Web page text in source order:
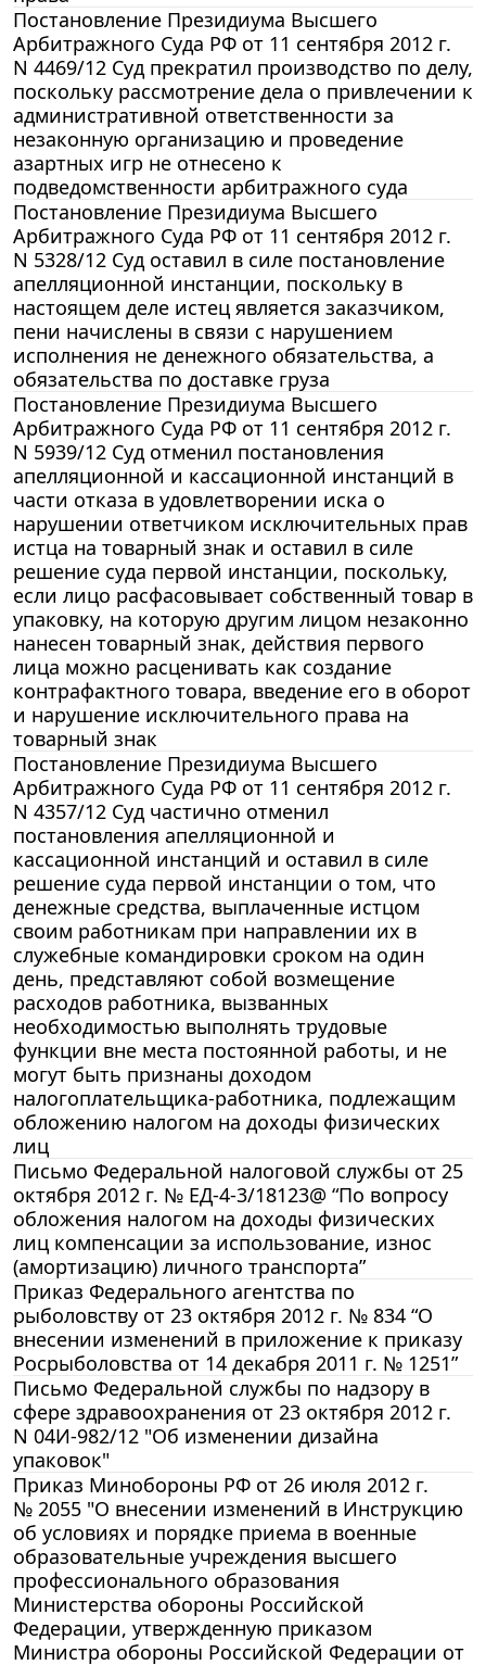
Постановление Президиума Высшего
Арбитражного Суда РФ от 11 сентября 2012 г.
N 4469/12 Суд прекратил производство по делу,
поскольку рассмотрение дела о привлечении к
административной ответственности за
незаконную организацию и проведение
азартных игр не отнесено к
подведомственности арбитражного суда
Постановление Президиума Высшего
Арбитражного Суда РФ от 11 сентября 2012 г.
N 5328/12 Суд оставил в силе постановление
апелляционной инстанции, поскольку в
настоящем деле истец является заказчиком,
пени начислены в связи с нарушением
исполнения не денежного обязательства, а
обязательства по доставке груза
Постановление Президиума Высшего
Арбитражного Суда РФ от 11 сентября 2012 г.
N 5939/12 Суд отменил постановления
апелляционной и кассационной инстанций в
части отказа в удовлетворении иска о
нарушении ответчиком исключительных прав
истца на товарный знак и оставил в силе
решение суда первой инстанции, поскольку,
если лицо расфасовывает собственный товар в
упаковку, на которую другим лицом незаконно
нанесен товарный знак, действия первого
лица можно расценивать как создание
контрафактного товара, введение его в оборот
и нарушение исключительного права на
товарный знак
Постановление Президиума Высшего
Арбитражного Суда РФ от 11 сентября 2012 г.
N 4357/12 Суд частично отменил
постановления апелляционной и
кассационной инстанций и оставил в силе
решение суда первой инстанции о том, что
денежные средства, выплаченные истцом
своим работникам при направлении их в
служебные командировки сроком на один
день, представляют собой возмещение
расходов работника, вызванных
необходимостью выполнять трудовые
функции вне места постоянной работы, и не
могут быть признаны доходом
налогоплательщика-работника, подлежащим
обложению налогом на доходы физических
лиц
Письмо Федеральной налоговой службы от 25
октября 2012 г. № ЕД-4-3/18123@ “По вопросу
обложения налогом на доходы физических
лиц компенсации за использование, износ
(амортизацию) личного транспорта”
Приказ Федерального агентства по
рыболовству от 23 октября 2012 г. № 834 “О
внесении изменений в приложение к приказу
Росрыболовства от 14 декабря 2011 г. № 1251”
Письмо Федеральной службы по надзору в
сфере здравоохранения от 23 октября 2012 г.
N 04И-982/12 "Об изменении дизайна
упаковок"
Приказ Минобороны РФ от 26 июля 2012 г.
№ 2055 "О внесении изменений в Инструкцию
oб условиях и порядке приема в военные
образовательные учреждения высшего
профессионального образования
Министерства обороны Российской
Федерации, утвержденную приказом
Министра обороны Российской Федерации от